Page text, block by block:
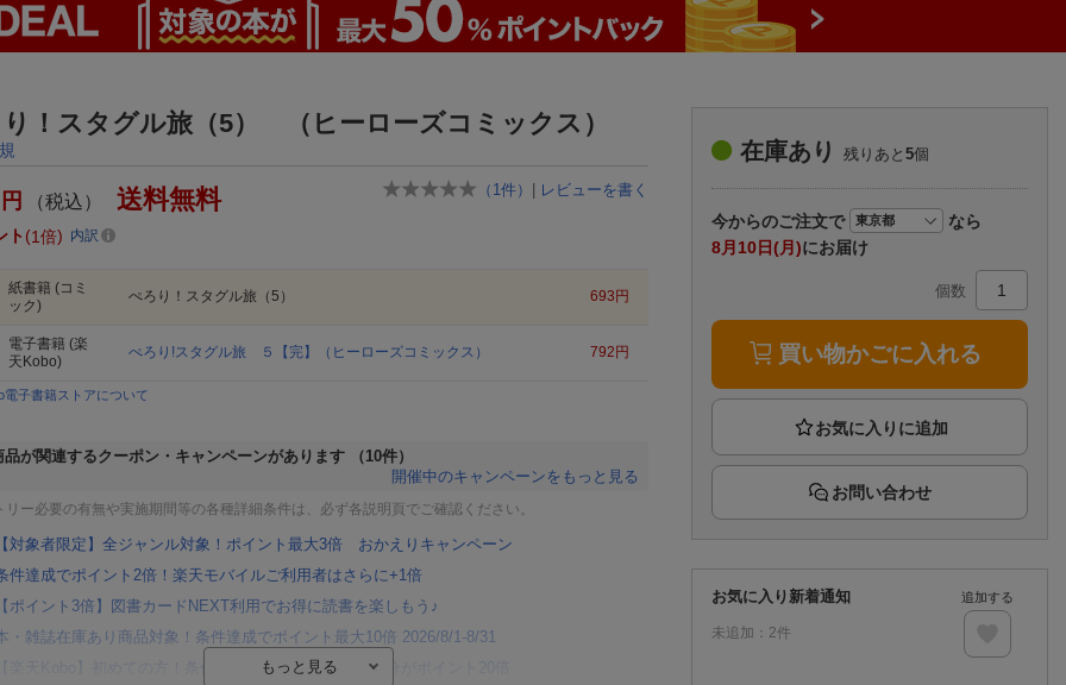
楽天チケット
エンタメニュース
推し楽
！スタグル旅（5） （ヒーローズコミックス）
（ 1件） | レビューを書く
円 （税込） 送料無料
ト 1倍 内訳
紙書籍 (コミ
ック)
ぺろり！スタグル旅（5） 693 円
電子書籍 (楽
天Kobo)
ぺろり!スタグル旅 ５【完】（ヒーローズコミックス） 792 円
電子書籍ストアについて
品が関連するクーポン・キャンペーンがあります
（10件）
開催中のキャンペーンをもっと見る
ー必要の有無や実施期間等の各種詳細条件は、必ず各説明頁でご確認ください。
対象者限定】全ジャンル対象！ポイント最大3倍 おかえりキャンペーン
件達成でポイント2倍！楽天モバイルご利用者はさらに+1倍
ポイント3倍】図書カードNEXT利用でお得に読書を楽しもう♪
・雑誌在庫あり商品対象！条件達成でポイント最大10倍 2026/8/1-8/31
楽天Kobo】初めての方！条件達成で楽天ブックス購入分がポイント20倍
在庫あり 残りあと 5個
今からのご注文で
なら
8月10日(月)にお届け
個数
買い物かごに入れる
お問い合わせ
お気に入り新着通知
未追加： 2件
追加する